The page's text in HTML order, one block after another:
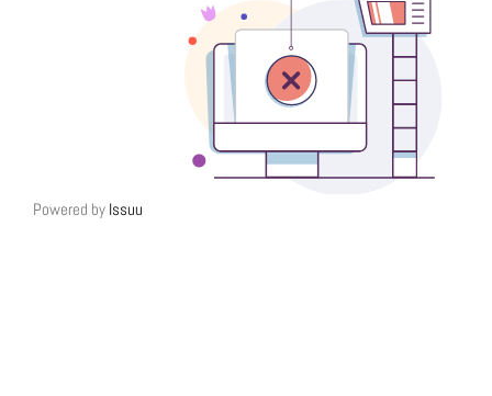
Powered by Issuu